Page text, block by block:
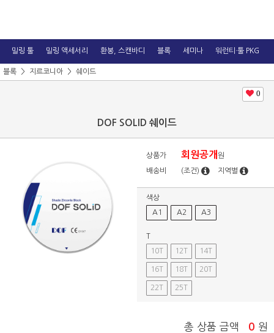
밀링 툴 밀링 액세서리 환봉, 스캔바디 블록 세미나 워런티·툴 PKG
블록 지르코니아 쉐이드
0
DOF SOLID 쉐이드
상품가 회원공개 원
배송비 (조건) 지역별
색상
A1
A2 A3
T
10T
12T 14T
16T 18T 20T
22T 25T
총 상품 금액 0 원